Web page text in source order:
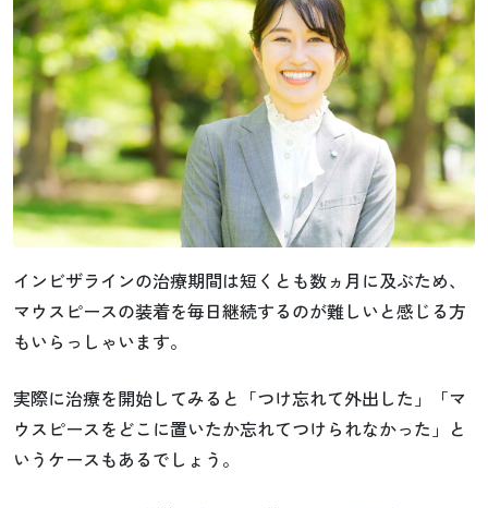
インビザラインの治療期間は短くとも数ヵ月に及ぶため、
マウスピースの装着を毎日継続するのが難しいと感じる方
もいらっしゃいます。
実際に治療を開始してみると「つけ忘れて外出した」「マ
ウスピースをどこに置いたか忘れてつけられなかった」と
いうケースもあるでしょう。